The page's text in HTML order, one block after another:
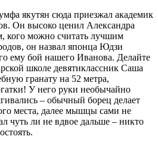
якутян сюда приезжал академик
Он высоко ценил Александра
кого можно считать лучшим
он назвал японца Юдзи
ему бой нашего Иванова. Делайте
школе девятиклассник Саша
гранату на 52 метра,
У него руки необычайно
– обычный борец делает
места, далее мышцы сами не
чуть ли не вдвое дальше – никто